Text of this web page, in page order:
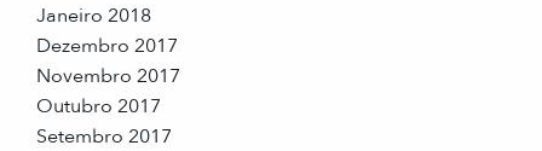
Janeiro 2018
Dezembro 2017
Novembro 2017
Outubro 2017
Setembro 2017